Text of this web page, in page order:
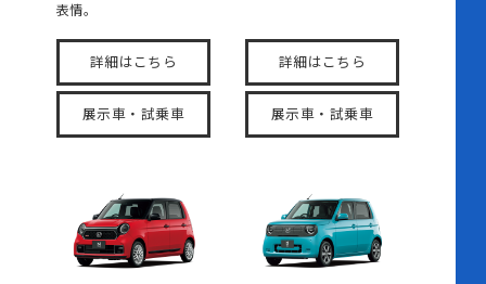
表情。
詳細はこちら
展示車・試乗車
詳細はこちら
展示車・試乗車